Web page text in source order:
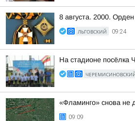
8 августа. 2000.
ЛЬГОВСКИЙ 09:24
На стадионе посёлка
«Фламинго» снова не
09:09